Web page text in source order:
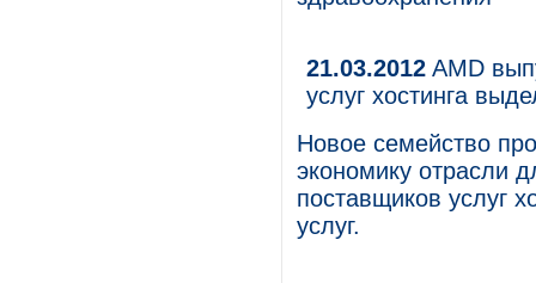
21.03.2012 AMD
услуг хостинга
Новое семейство
экономику отрасли
поставщиков услуг
услуг.